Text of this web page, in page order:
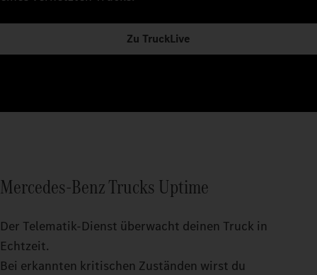
Zu TruckLive
Mercedes‑Benz Trucks Uptime
Der Telematik-Dienst überwacht deinen Truck in
Echtzeit.
Bei erkannten kritischen Zuständen wirst du